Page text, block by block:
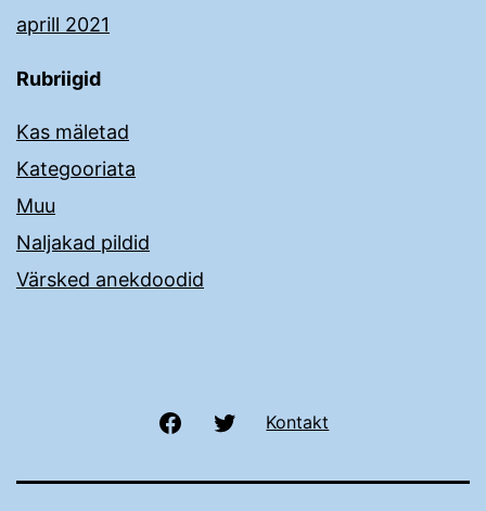
aprill 2021
Rubriigid
Kas mäletad
Kategooriata
Muu
Naljakad pildid
Värsked anekdoodid
FacebookTwitter
Kontakt